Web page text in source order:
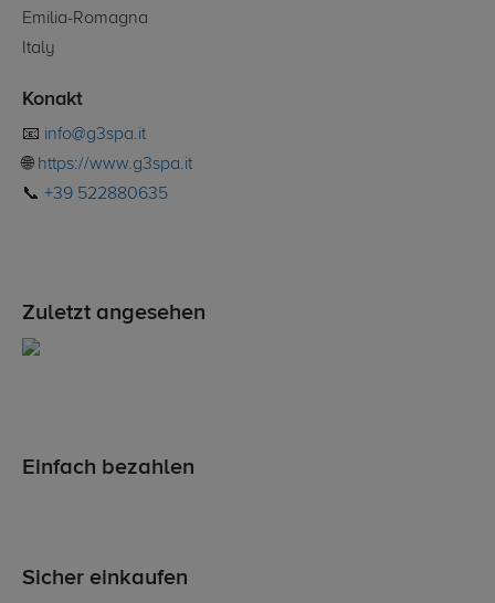
Emilia-Romagna
Italy
Konakt
📧 info@g3spa.it
🌐 https://www.g3spa.it
📞 +39 522880635
Zuletzt angesehen
Einfach bezahlen
Sicher einkaufen